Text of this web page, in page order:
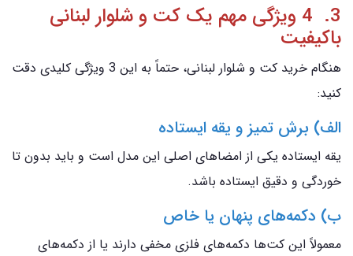
3. 4 ویژگی مهم یک کت و شلوار لبنانی
باکیفیت
هنگام خرید کت و شلوار لبنانی، حتماً به این 3 ویژگی کلیدی دقت
کنید:
الف) برش تمیز و یقه ایستاده
یقه ایستاده یکی از امضاهای اصلی این مدل است و باید بدون تا
خوردگی و دقیق ایستاده باشد.
ب) دکمه‌های پنهان یا خاص
معمولاً این کت‌ها دکمه‌های فلزی مخفی دارند یا از دکمه‌های